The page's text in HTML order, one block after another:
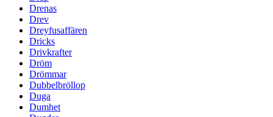
Drenas
Drev
Dreyfusaffären
Dricks
Drivkrafter
Dröm
Drömmar
Dubbelbröllop
Duga
Dumhet